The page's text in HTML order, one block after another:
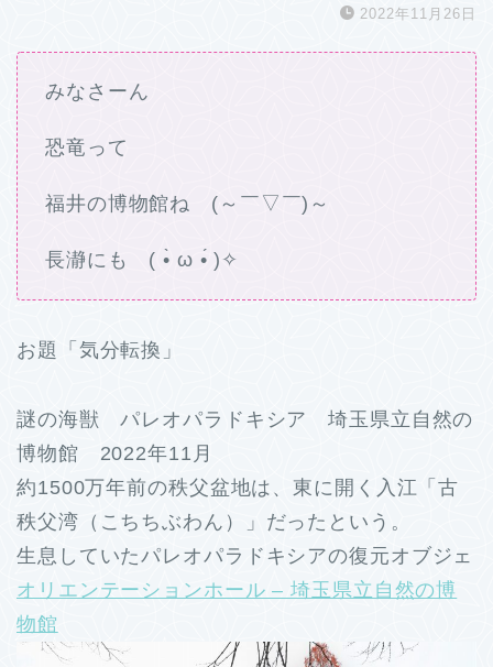
2022年11月26日
みなさーん
恐竜って
福井の博物館ね (～￣▽￣)～
長瀞にも ( •̀ ω •́ )✧
お題「気分転換」
謎の海獣 パレオパラドキシア 埼玉県立自然の
博物館 2022年11月
約1500万年前の秩父盆地は、東に開く入江「古
秩父湾（こちちぶわん）」だったという。
生息していたパレオパラドキシアの復元オブジェ
オリエンテーションホール – 埼玉県立自然の博
物館